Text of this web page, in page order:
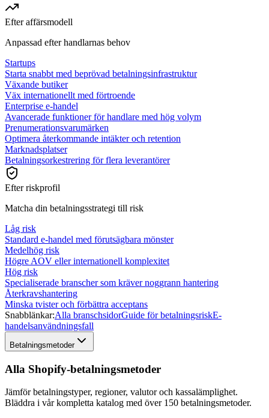
Efter affärsmodell
Anpassad efter handlarnas behov
Startups
Starta snabbt med beprövad betalningsinfrastruktur
Växande butiker
Väx internationellt med förtroende
Enterprise e-handel
Avancerade funktioner för handlare med hög volym
Prenumerationsvarumärken
Optimera återkommande intäkter och retention
Marknadsplatser
Betalningsorkestrering för flera leverantörer
Efter riskprofil
Matcha din betalningsstrategi till risk
Låg risk
Standard e-handel med förutsägbara mönster
Medelhög risk
Högre AOV eller internationell komplexitet
Hög risk
Specialiserade branscher som kräver noggrann hantering
Återkravshantering
Minska tvister och förbättra acceptans
Snabblänkar:Alla branschsidorGuide för betalningsriskE-
handelsanvändningsfall
Betalningsmetoder
Alla Shopify-betalningsmetoder
Jämför betalningstyper, regioner, valutor och kassalämplighet.
Bläddra i vår kompletta katalog med över 150 betalningsmetoder.